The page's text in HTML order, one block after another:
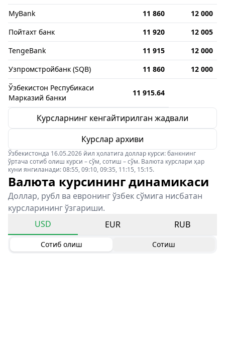
MyBank
11 860
12 000
Пойтахт банк
11 920
12 005
TengeBank
11 915
12 000
Узпромстройбанк (SQB)
11 860
12 000
Ўзбекистон Респубикаси
Марказий банки
11 915.64
Курсларнинг кенгайтирилган жадвали
Курслар архиви
Ўзбекистонда 16.05.2026 йил ҳолатига доллар курси: банкнинг
ўртача сотиб олиш курси – сўм, сотиш – сўм. Валюта курслари ҳар
куни янгиланади: 08:55, 09:10, 09:35, 11:15, 15:15.
Валюта курсининг динамикаси
Доллар, рубл ва евронинг ўзбек сўмига нисбатан
курсларининг ўзгариши.
USD
EUR RUB
Сотиб олиш Сотиш